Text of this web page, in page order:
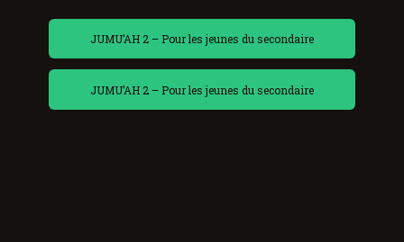
JUMU’AH 2 – Pour les jeunes du secondaire
JUMU’AH 2 – Pour les jeunes du secondaire